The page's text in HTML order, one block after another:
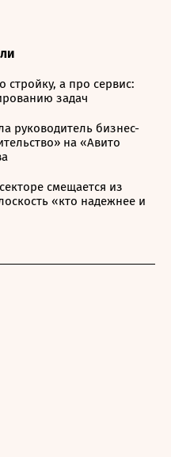
а про сервис:
задач
руководитель бизнес-
на «Авито
смещается из
«кто надежнее и